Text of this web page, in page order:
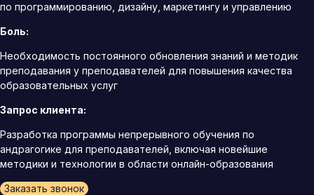
по программированию, дизайну, маркетингу и управлению
Боль:
Необходимость постоянного обновления знаний и методик
преподавания у преподавателей для повышения качества
образовательных услуг
Запрос клиента:
Разработка программы непрерывного обучения по
андрагогике для преподавателей, включая новейшие
методики и технологии в области онлайн-образования
Заказать звонок